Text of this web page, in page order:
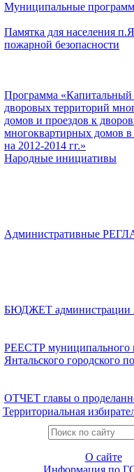
Муниципальные
Памятка для населения
пожарной безопасности
Программа «Капитальный
дворовых территорий
домов и проездов к
многоквартирных домов в
на 2012-2014 гг.»
Народные инициативы
Административные
БЮДЖЕТ
РЕЕСТР муниципального
Янтальского городского
ОТЧЕТ главы о
Территориальная
О сайте
Информация по